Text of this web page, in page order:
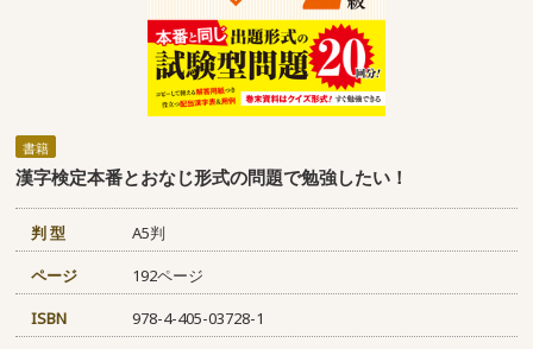
書籍
漢字検定本番とおなじ形式の問題で勉強したい！
判 型
A5判
ページ
192ページ
ISBN
978-4-405-03728-1